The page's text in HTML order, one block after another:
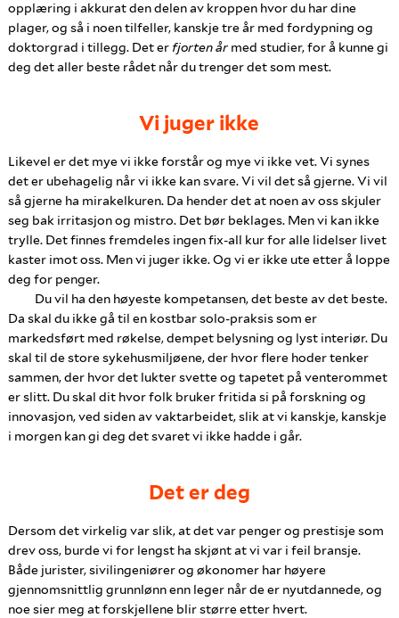
opplæring i akkurat den delen av kroppen hvor du har dine
plager, og så i noen tilfeller, kanskje tre år med fordypning og
doktorgrad i tillegg. Det er fjorten årmed studier, for å kunne gi
deg det aller beste rådet når du trenger det som mest.
Vi juger ikke
Likevel er det mye vi ikke forstår og mye vi ikke vet. Vi synes
det er ubehagelig når vi ikke kan svare. Vi vil det så gjerne. Vi vil
så gjerne ha mirakelkuren. Da hender det at noen av oss skjuler
seg bak irritasjon og mistro. Det bør beklages. Men vi kan ikke
trylle. Det finnes fremdeles ingen fix-all kur for alle lidelser livet
kaster imot oss. Men vi juger ikke. Og vi er ikke ute etter å loppe
deg for penger.
Du vil ha den høyeste kompetansen, det beste av det beste.
Da skal du ikke gå til en kostbar solo-praksis som er
markedsført med røkelse, dempet belysning og lyst interiør. Du
skal til de store sykehusmiljøene, der hvor flere hoder tenker
sammen, der hvor det lukter svette og tapetet på venterommet
er slitt. Du skal dit hvor folk bruker fritida si på forskning og
innovasjon, ved siden av vaktarbeidet, slik at vi kanskje, kanskje
i morgen kan gi deg det svaret vi ikke hadde i går.
Det er deg
Dersom det virkelig var slik, at det var penger og prestisje som
drev oss, burde vi for lengst ha skjønt at vi var i feil bransje.
Både jurister, sivilingeniører og økonomer har høyere
gjennomsnittlig grunnlønn enn leger når de er nyutdannede, og
noe sier meg at forskjellene blir større etter hvert.